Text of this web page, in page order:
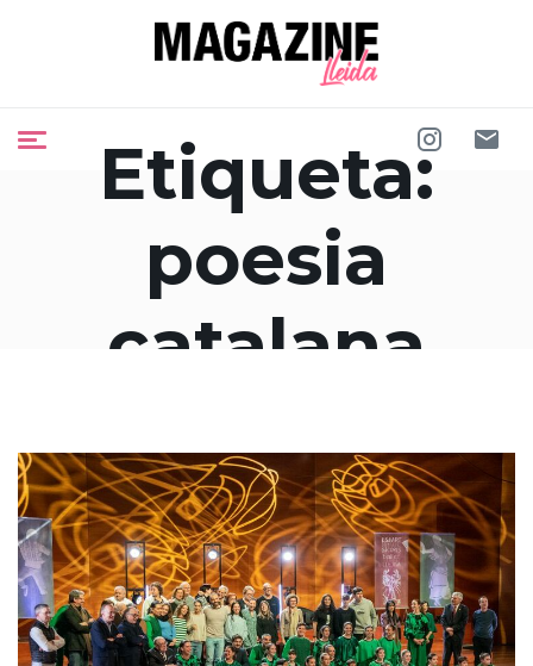
Etiqueta:
poesia
catalana